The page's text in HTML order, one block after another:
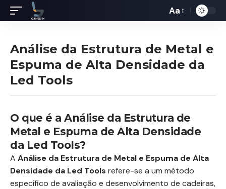
fontes
Aa
Análise da Estrutura de Metal e
Espuma de Alta Densidade da
Led Tools
O que é a Análise da Estrutura de
Metal e Espuma de Alta Densidade
da Led Tools?
A Análise da Estrutura de Metal e Espuma de Alta
Densidade da Led Tools refere-se a um método
específico de avaliação e desenvolvimento de cadeiras,